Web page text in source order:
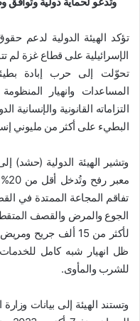
تؤكد الهيئة الدولية لدعم
الإسرائيلية على قطاع غزة لم
تحوّلت إلى حرب إبادة
المساعدات وانهيار
التزاماته القانونية
البطيء على أكثر من مليوني
وتشير الهيئة الدولية (حشد)
تفاقم المجاعة الممتدة في
الجوع والمرض والقصف
لأكثر من 15 ألف
ظل انهيار شبه كامل للخدمات
للشرب والمأوى.
وتستند الهيئة إلى بيانات